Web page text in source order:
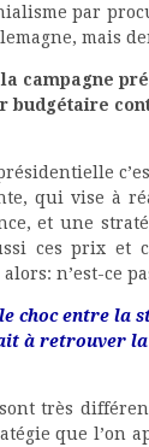
par
mais
campagne
budgétaire
qui vise à
et une
ces prix et
n’est-ce
choc entre la
à retrouver
très
que l’on